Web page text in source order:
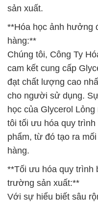
sản xuất.
**Hóa học ảnh hưởng
hàng:**
Chúng tôi, Công Ty
cam kết cung cấp
đạt chất lượng cao
cho người sử dụng.
học của Glycerol
tôi tối ưu hóa quy
phẩm, từ đó tạo ra
hàng.
**Tối ưu hóa quy trình
trường sản xuất:**
Với sự hiểu biết sâu